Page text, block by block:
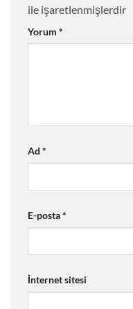
ile işaretlenmişlerdir
Yorum *
Ad *
E-posta*
İnternet sitesi